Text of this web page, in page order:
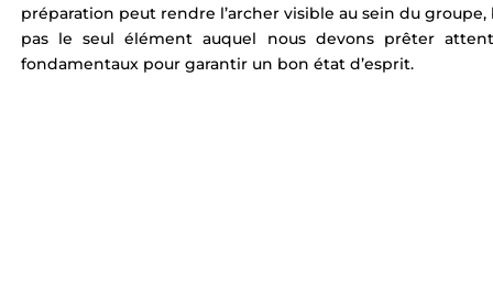
préparation peut rendre l’archer visible au sein du
pas le seul élément auquel nous devons prêter
fondamentaux pour garantir un bon état d’esprit.